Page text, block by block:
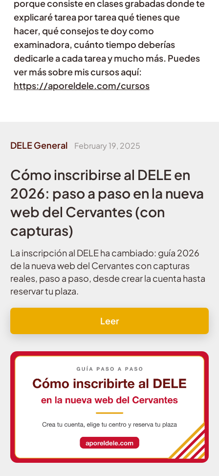
porque consiste en clases grabadas donde te
explicaré tarea por tarea qué tienes que
hacer, qué consejos te doy como
examinadora, cuánto tiempo deberías
dedicarle a cada tarea y mucho más. Puedes
ver más sobre mis cursos aquí:
https://aporeldele.com/cursos
DELE General February 19, 2025
Cómo inscribirse al DELE en
2026: paso a paso en la nueva
web del Cervantes (con
capturas)
La inscripción al DELE ha cambiado: guía 2026
de la nueva web del Cervantes con capturas
reales, paso a paso, desde crear la cuenta hasta
reservar tu plaza.
Leer